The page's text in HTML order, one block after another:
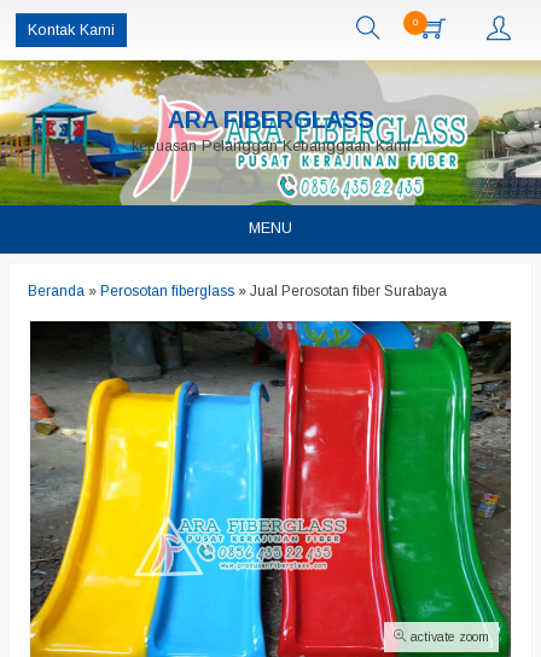
Kontak Kami 0
ARA FIBERGLASS
kepuasan Pelanggan Kebanggaan Kami
MENU
Beranda » Perosotan fiberglass » Jual Perosotan fiber Surabaya
activate zoom